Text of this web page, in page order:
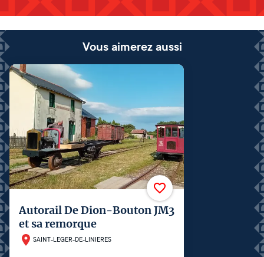
Vous aimerez aussi
Autorail De Dion-Bouton JM3
et sa remorque
SAINT-LEGER-DE-LINIERES